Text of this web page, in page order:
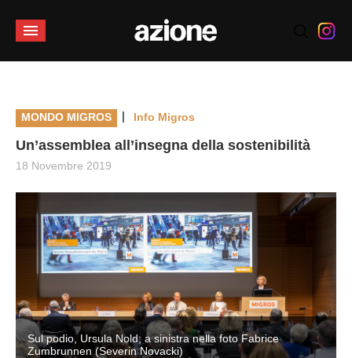
MONDO MIGROS | Info Migros
Un’assemblea all’insegna della sostenibilità
18 Novembre 2019
Sul podio, Ursula Nold; a sinistra nella foto Fabrice
Zumbrunnen (Severin Novacki)